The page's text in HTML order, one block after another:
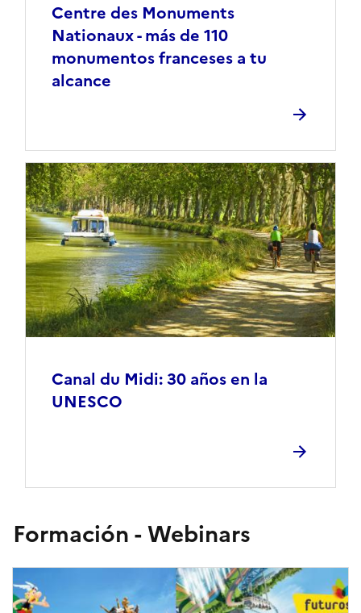
Centre des Monuments
Nationaux - más de 110
monumentos franceses a tu
alcance
Canal du Midi: 30 años en la
UNESCO
Formación - Webinars